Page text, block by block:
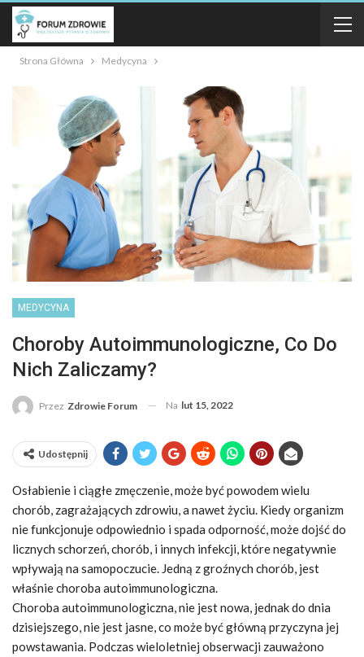
Strona Główna Medycyna
MEDYCYNA
Choroby Autoimmunologiczne, Co Do
Nich Zaliczamy?
Przez Zdrowie Forum Na lut 15, 2022
Udostępnij
Osłabienie i ciągłe zmęczenie, może być powodem wielu
chorób, zagrażających zdrowiu, a nawet życiu. Kiedy organizm
nie funkcjonuje odpowiednio i spada odporność, może dojść do
licznych schorzeń, chorób, i innych infekcji, które negatywnie
wpływają na samopoczucie. Jedną z groźnych chorób, jest
właśnie choroba autoimmunologiczna.
Choroba autoimmunologiczna, nie jest nowa, jednak do dnia
dzisiejszego, nie jest jasne, co może być główną przyczyna jej
powstawania. Podczas wieloletniej obserwacji zauważono